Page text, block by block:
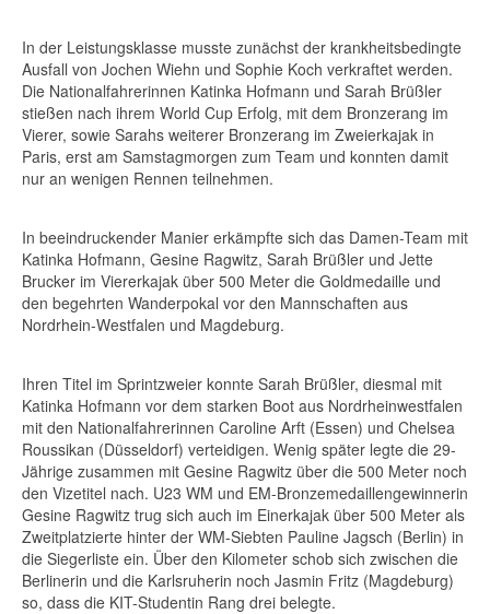
In der Leistungsklasse musste zunächst der krankheitsbedingte
Ausfall von Jochen Wiehn und Sophie Koch verkraftet werden.
Die Nationalfahrerinnen Katinka Hofmann und Sarah Brüßler
stießen nach ihrem World Cup Erfolg, mit dem Bronzerang im
Vierer, sowie Sarahs weiterer Bronzerang im Zweierkajak in
Paris, erst am Samstagmorgen zum Team und konnten damit
nur an wenigen Rennen teilnehmen.
In beeindruckender Manier erkämpfte sich das Damen-Team mit
Katinka Hofmann, Gesine Ragwitz, Sarah Brüßler und Jette
Brucker im Viererkajak über 500 Meter die Goldmedaille und
den begehrten Wanderpokal vor den Mannschaften aus
Nordrhein-Westfalen und Magdeburg.
Ihren Titel im Sprintzweier konnte Sarah Brüßler, diesmal mit
Katinka Hofmann vor dem starken Boot aus Nordrheinwestfalen
mit den Nationalfahrerinnen Caroline Arft (Essen) und Chelsea
Roussikan (Düsseldorf) verteidigen. Wenig später legte die 29-
Jährige zusammen mit Gesine Ragwitz über die 500 Meter noch
den Vizetitel nach. U23 WM und EM-Bronzemedaillengewinnerin
Gesine Ragwitz trug sich auch im Einerkajak über 500 Meter als
Zweitplatzierte hinter der WM-Siebten Pauline Jagsch (Berlin) in
die Siegerliste ein. Über den Kilometer schob sich zwischen die
Berlinerin und die Karlsruherin noch Jasmin Fritz (Magdeburg)
so, dass die KIT-Studentin Rang drei belegte.